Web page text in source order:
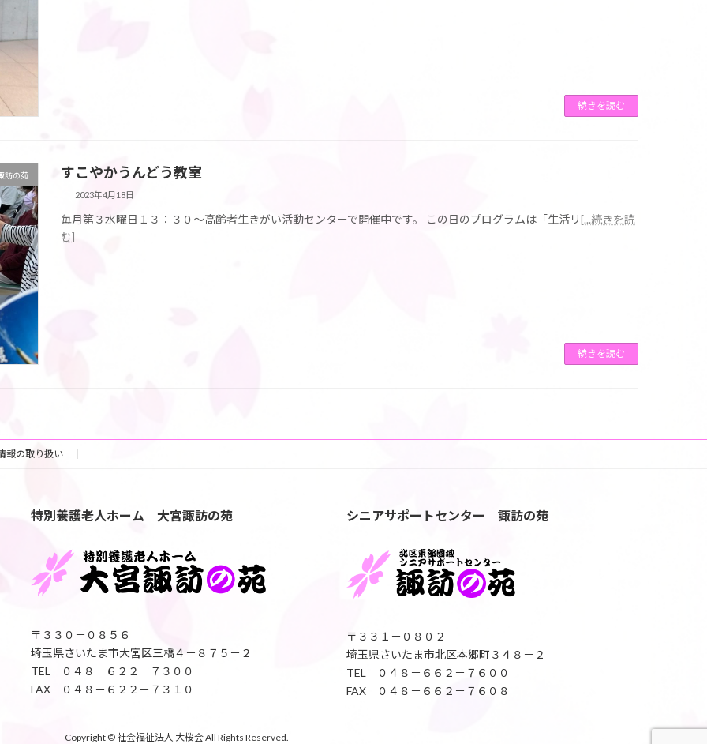
続きを読む
訪の苑 すこやかうんどう教室
2023年4月18日
毎月第３水曜日１３：３０～高齢者生きがい活動センターで開催中です。 この日のプログラムは「生活リ[...続きを読
む]
続きを読む
報の取り扱い
特別養護老人ホーム 大宮諏訪の苑
〒３３０－０８５６
埼玉県さいたま市大宮区三橋４－８７５－２
TEL ０４８－６２２－７３００
FAX ０４８－６２２－７３１０
シニアサポートセンター 諏訪の苑
〒３３１－０８０２
埼玉県さいたま市北区本郷町３４８－２
TEL ０４８－６６２－７６００
FAX ０４８－６６２－７６０８
Copyright © 社会福祉法人 大桜会 All Rights Reserved.